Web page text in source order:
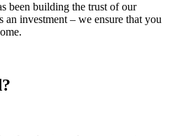
been building the trust of our
investment – we ensure that you